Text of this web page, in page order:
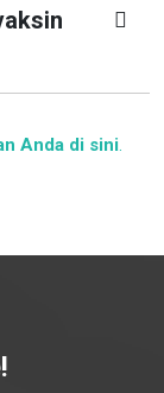
Anda di sini.